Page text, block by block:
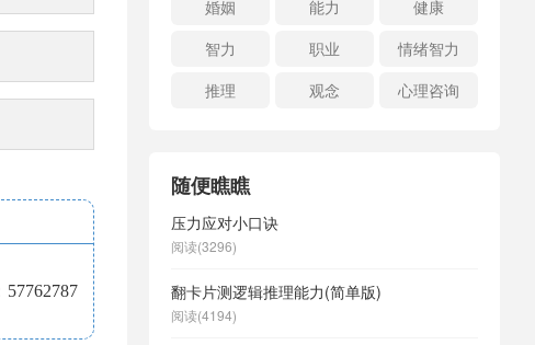
婚姻
能力
健康
智力
职业
情绪智力
推理
观念 心理咨询
随便瞧瞧
压力应对小口诀
阅读(3296)
翻卡片测逻辑推理能力(简单版)
阅读(4194)